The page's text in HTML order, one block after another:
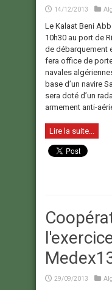
14/12/2013
Le Kalaat Beni
10h30 au port de
de débarquement
fera office de
navales
base d’un navire
sera doté d’un
armement anti-
Lire la suite...
29/09/2013